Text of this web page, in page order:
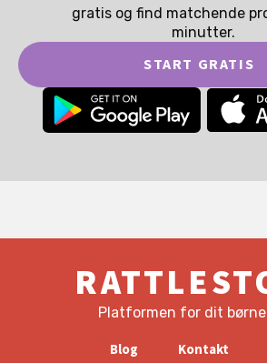
gratis og find matchende
minutter.
START GRATIS
Platformen for dit
Blog Kontakt